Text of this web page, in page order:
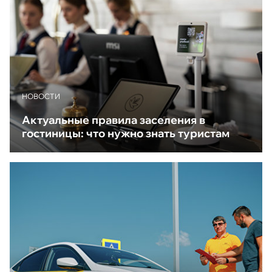
НОВОСТИ
Актуальные правила заселения в
гостиницы: что нужно знать туристам